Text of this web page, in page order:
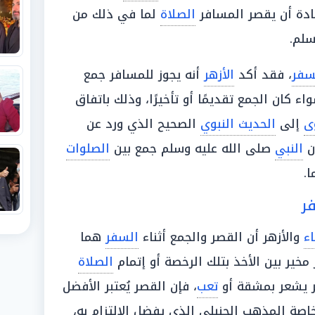
أن يقصر المسافر الصلاة لما في ذلك من
، فقد أكد الأزهرأنه يجوز للمسافر جمع
كان الجمع تقديمًا أو تأخيرًا، وذلك باتفاق
إلى الحديث النبوي الصحيح الذي ورد عن
النبي صلى الله عليه وسلم جمع بين الصلوات
والأزهر أن القصر والجمع أثناء السفرهما
بين الأخذ بتلك الرخصة أو إتمام الصلاة
يشعر بمشقة أو تعب، فإن القصر يُعتبر الأفضل